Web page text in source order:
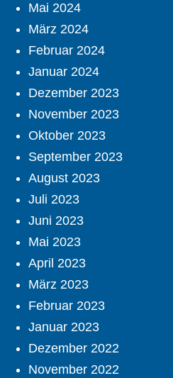
Mai 2024
März 2024
Februar 2024
Januar 2024
Dezember 2023
November 2023
Oktober 2023
September 2023
August 2023
Juli 2023
Juni 2023
Mai 2023
April 2023
März 2023
Februar 2023
Januar 2023
Dezember 2022
November 2022